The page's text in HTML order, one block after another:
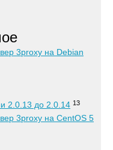
3proxy на Debian
2.0.13 до 2.0.14 13
3proxy на CentOS 5